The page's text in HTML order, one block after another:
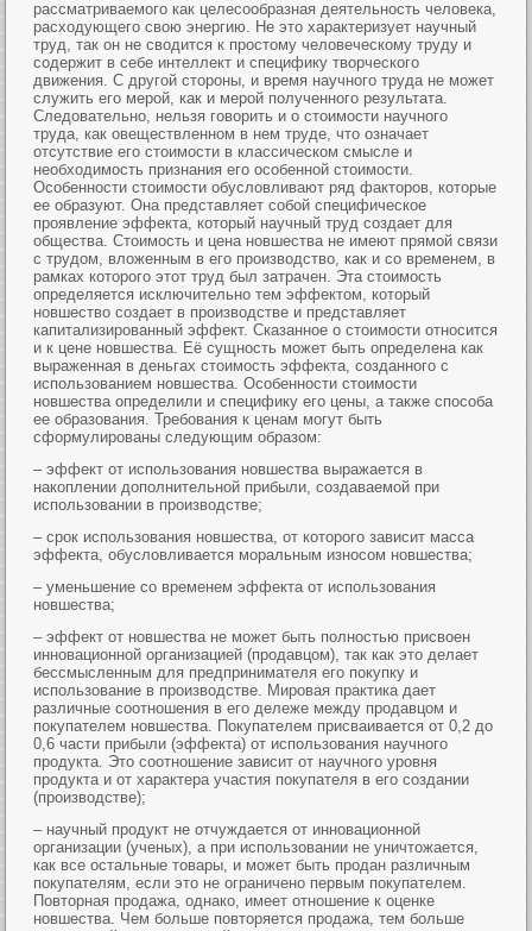
рассматриваемого как целесообразная деятельность человека,
расходующего свою энергию. Не это характеризует научный
труд, так он не сводится к простому человеческому труду и
содержит в себе интеллект и специфику творческого
движения. С другой стороны, и время научного труда не может
служить его мерой, как и мерой полученного результата.
Следовательно, нельзя говорить и о стоимости научного
труда, как овеществленном в нем труде, что означает
отсутствие его стоимости в классическом смысле и
необходимость признания его особенной стоимости.
Особенности стоимости обусловливают ряд факторов, которые
ее образуют. Она представляет собой специфическое
проявление эффекта, который научный труд создает для
общества. Стоимость и цена новшества не имеют прямой связи
с трудом, вложенным в его производство, как и со временем, в
рамках которого этот труд был затрачен. Эта стоимость
определяется исключительно тем эффектом, который
новшество создает в производстве и представляет
капитализированный эффект. Сказанное о стоимости относится
и к цене новшества. Её сущность может быть определена как
выраженная в деньгах стоимость эффекта, созданного с
использованием новшества. Особенности стоимости
новшества определили и специфику его цены, а также способа
ее образования. Требования к ценам могут быть
сформулированы следующим образом:
– эффект от использования новшества выражается в
накоплении дополнительной прибыли, создаваемой при
использовании в производстве;
– срок использования новшества, от которого зависит масса
эффекта, обусловливается моральным износом новшества;
– уменьшение со временем эффекта от использования
новшества;
– эффект от новшества не может быть полностью присвоен
инновационной организацией (продавцом), так как это делает
бессмысленным для предпринимателя его покупку и
использование в производстве. Мировая практика дает
различные соотношения в его дележе между продавцом и
покупателем новшества. Покупателем присваивается от 0,2 до
0,6 части прибыли (эффекта) от использования научного
продукта. Это соотношение зависит от научного уровня
продукта и от характера участия покупателя в его создании
(производстве);
– научный продукт не отчуждается от инновационной
организации (ученых), а при использовании не уничтожается,
как все остальные товары, и может быть продан различным
покупателям, если это не ограничено первым покупателем.
Повторная продажа, однако, имеет отношение к оценке
новшества. Чем больше повторяется продажа, тем больше